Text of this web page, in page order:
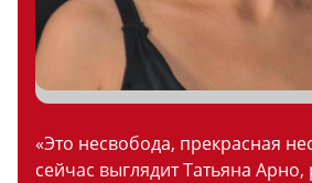
«Это несвобода, прекрасная
сейчас выглядит Татьяна